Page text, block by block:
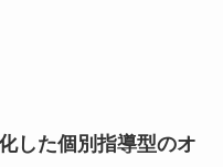
した個別指導型のオ